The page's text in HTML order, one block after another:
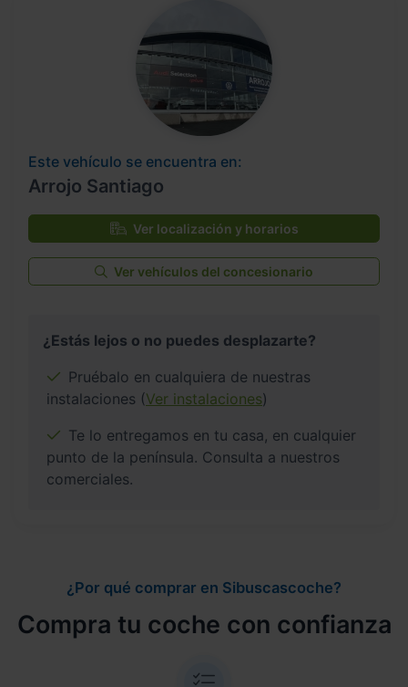
Este vehículo se encuentra en:
Arrojo Santiago
Ver localización y horarios
Ver vehículos del concesionario
¿Estás lejos o no puedes desplazarte?
Pruébalo en cualquiera de nuestras
instalaciones (Ver instalaciones)
Te lo entregamos en tu casa, en cualquier
punto de la península. Consulta a nuestros
comerciales.
¿Por qué comprar en Sibuscascoche?
Compra tu coche con confianza